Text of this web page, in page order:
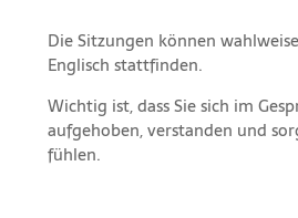
Die Sitzungen können
Englisch stattfinden.
Wichtig ist, dass Sie sich im
aufgehoben, verstanden und
fühlen.